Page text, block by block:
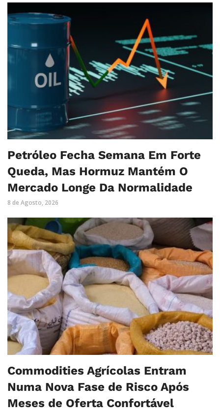
Petróleo Fecha Semana Em Forte
Queda, Mas Hormuz Mantém O
Mercado Longe Da Normalidade
8 de Agosto, 2026
Commodities Agrícolas Entram
Numa Nova Fase de Risco Após
Meses de Oferta Confortável